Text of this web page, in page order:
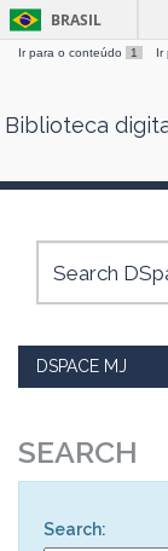
Skip
BRASIL
Ir para o conteúdo 1 Ir
Biblioteca
DSPACE MJ
SEARCH
Search: